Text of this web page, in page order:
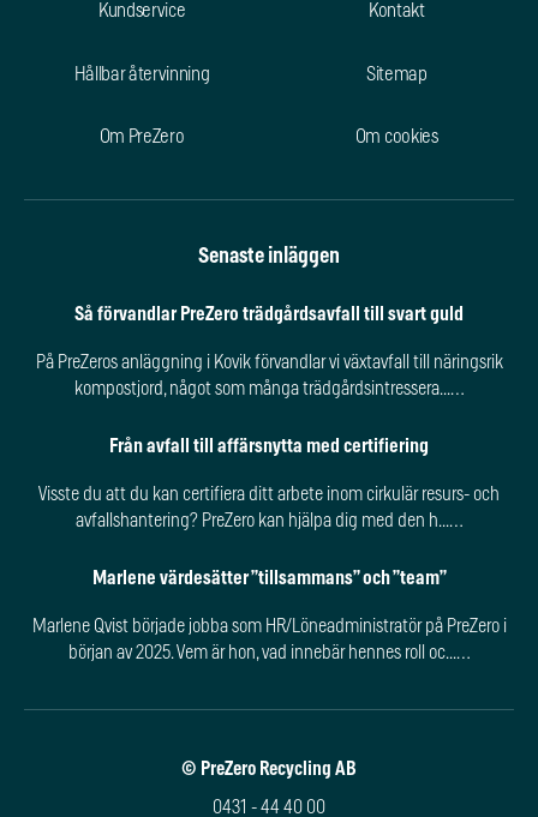
Kundservice
Hållbar återvinning
Om PreZero
Kontakt
Sitemap
Om cookies
Senaste inläggen
Så förvandlar PreZero trädgårdsavfall till svart guld
På PreZeros anläggning i Kovik förvandlar vi växtavfall till näringsrik
kompostjord, något som många trädgårdsintressera...…
Från avfall till affärsnytta med certifiering
Visste du att du kan certifiera ditt arbete inom cirkulär resurs- och
avfallshantering? PreZero kan hjälpa dig med den h...…
Marlene värdesätter ”tillsammans” och ”team”
Marlene Qvist började jobba som HR/Löneadministratör på PreZero i
början av 2025. Vem är hon, vad innebär hennes roll oc...…
© PreZero Recycling AB
0431 - 44 40 00